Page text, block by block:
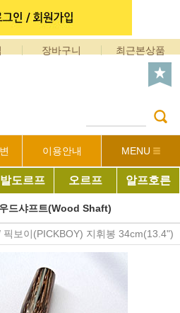
장바구니 최근본상품
이용안내 MENU
발도르프 오르프 알프호른
우드샤프트(Wood Shaft)
보이(PICKBOY) 지휘봉 34cm(13.4")